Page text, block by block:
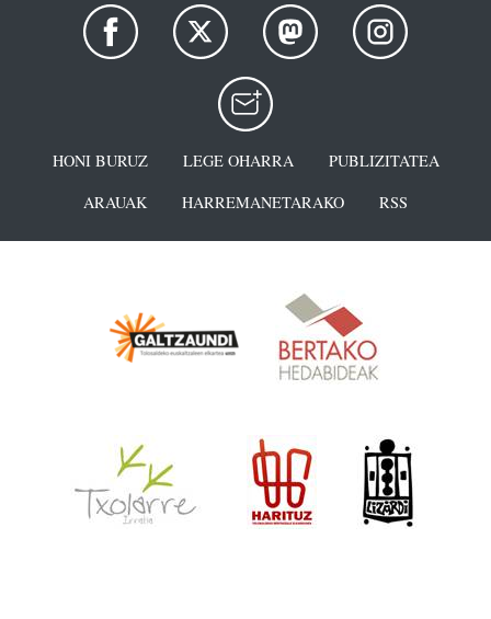
HONI BURUZ LEGE OHARRA
PUBLIZITATEA
ARAUAK
HARREMANETARAKO RSS